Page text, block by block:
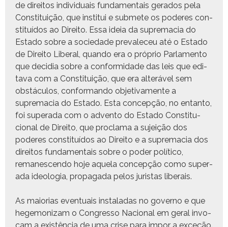
de dire­itos indi­vid­u­ais fun­da­men­tais ger­a­dos pela
Con­sti­tu­ição, que insti­tui e sub­mete os poderes con­
sti­tuí­dos ao Dire­ito. Essa ideia da suprema­cia do
Esta­do sobre a sociedade prevale­ceu até o Esta­do
de Dire­ito Lib­er­al, quan­do era o próprio Par­la­men­to
que decidia sobre a con­formi­dade das leis que edi­
ta­va com a Con­sti­tu­ição, que era alteráv­el sem
obstácu­los, con­for­man­do obje­ti­va­mente a
suprema­cia do Esta­do. Esta con­cepção, no entan­to,
foi super­a­da com o adven­to do Esta­do Con­sti­tu­
cional de Dire­ito, que procla­ma a sujeição dos
poderes con­sti­tuí­dos ao Dire­ito e a suprema­cia dos
dire­itos fun­da­men­tais sobre o poder políti­co,
remanescen­do hoje aque­la con­cepção como super­
a­da ide­olo­gia, propa­ga­da pelos juris­tas liberais.
As maio­r­ias even­tu­ais insta­l­adas no gov­er­no e que
hege­mo­nizam o Con­gres­so Nacional em ger­al invo­